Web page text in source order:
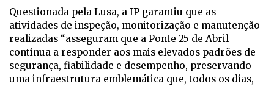
Questionada pela Lusa, a IP garantiu que as
atividades de inspeção, monitorização e manutenção
realizadas “asseguram que a Ponte 25 de Abril
continua a responder aos mais elevados padrões de
segurança, fiabilidade e desempenho, preservando
uma infraestrutura emblemática que, todos os dias,